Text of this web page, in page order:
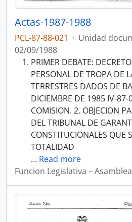
Actas-1987-1988
PCL-87-88-021 · Unidad
02/09/1988
PRIMER DEBATE:
PERSONAL DE TROPA DE
TERRESTRES DADOS DE
DICIEMBRE DE 1985 IV-87-
COMISION. 2. OBJECION
DEL TRIBUNAL DE
CONSTITUCIONALES QUE
TOTALIDAD
… Read more
Funcion Legislativa –